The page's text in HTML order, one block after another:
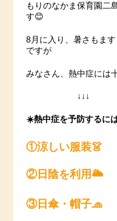
もりのなかま保育園二
す😊
8月に入り、暑さもま
ですが
みなさん、熱中症には
↓↓↓
☀️熱中症を予防するに
①涼しい服装👗
②日陰を利用🌥
③日傘・帽子🧢